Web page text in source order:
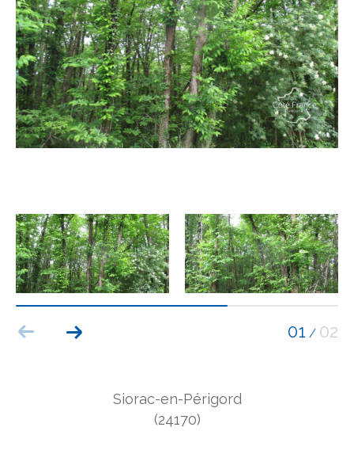
01 / 02
Siorac-en-Périgord
(24170)
Budget
Budget
Surface
Surface
Pièces
AFFINER LES CRITÈRES
EXCLUSIVITÉS NOUVEAUTÉS